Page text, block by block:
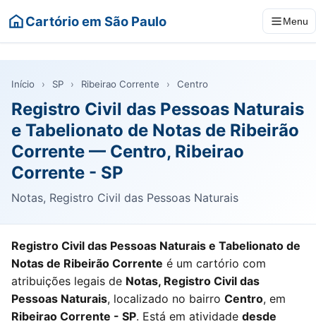
Cartório em São Paulo Menu
Início › SP › Ribeirao Corrente › Centro
Registro Civil das Pessoas Naturais
e Tabelionato de Notas de Ribeirão
Corrente — Centro, Ribeirao
Corrente - SP
Notas, Registro Civil das Pessoas Naturais
Registro Civil das Pessoas Naturais e Tabelionato de
Notas de Ribeirão Corrente é um cartório com
atribuições legais de Notas, Registro Civil das
Pessoas Naturais, localizado no bairro Centro, em
Ribeirao Corrente - SP. Está em atividade desde